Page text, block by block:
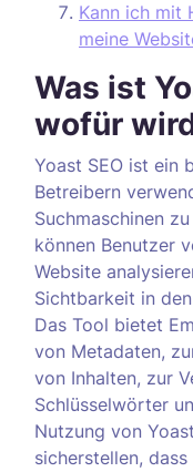
Kann ich mit
meine
Was ist
wofür
Yoast SEO ist ein
Betreibern
Suchmaschinen
können Benutzer
Website
Sichtbarkeit in
Das Tool bietet
von Metadaten,
von Inhalten, zur
Schlüsselwörter
Nutzung von
sicherstellen, dass